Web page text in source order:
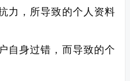
力，所导致的个人资料
自身过错，而导致的个